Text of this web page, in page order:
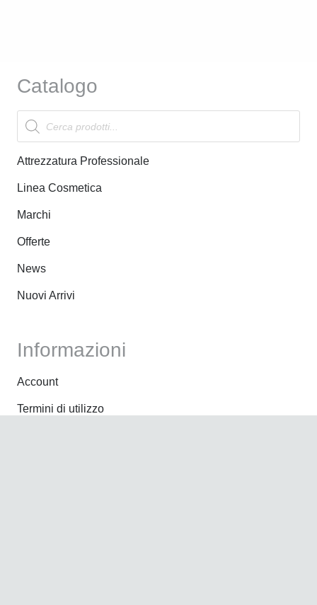
Catalogo
Products
search
Attrezzatura Professionale
Linea Cosmetica
Marchi
Offerte
News
Nuovi Arrivi
Informazioni
Account
Termini di utilizzo